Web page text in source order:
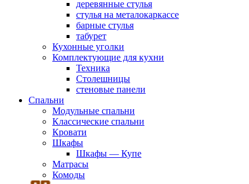
деревянные стулья
стулья на металокаркассе
барные стулья
табурет
Кухонные уголки
Комплектующие для кухни
Техника
Столешницы
стеновые панели
Спальни
Модульные спальни
Классические спальни
Кровати
Шкафы
Шкафы — Купе
Матрасы
Комоды